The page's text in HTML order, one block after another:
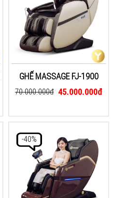
GHẾ MASSAGE FJ-1900
70.000.000đ 45.000.000đ
-40%